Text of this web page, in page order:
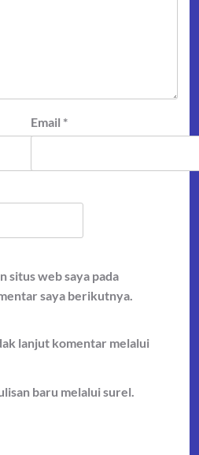
Email *
situs web saya pada
saya berikutnya.
lanjut komentar melalui
baru melalui surel.